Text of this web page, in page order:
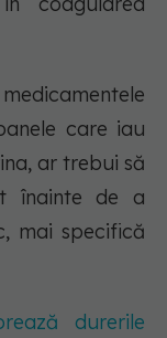
care iau
ar trebui să
înainte de a
mai specifică
durerile